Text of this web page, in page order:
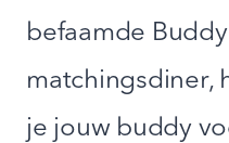
befaamde
matchingsdiner,
je jouw buddy